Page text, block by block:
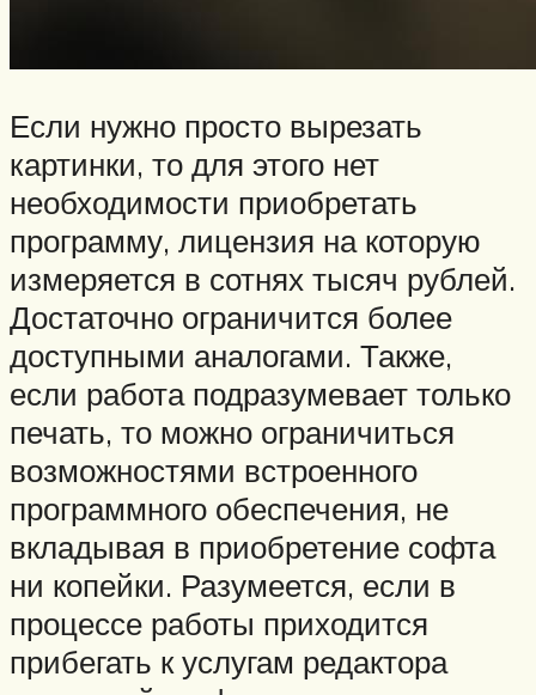
Если нужно просто вырезать
картинки, то для этого нет
необходимости приобретать
программу, лицензия на которую
измеряется в сотнях тысяч рублей.
Достаточно ограничится более
доступными аналогами. Также,
если работа подразумевает только
печать, то можно ограничиться
возможностями встроенного
программного обеспечения, не
вкладывая в приобретение софта
ни копейки. Разумеется, если в
процессе работы приходится
прибегать к услугам редактора